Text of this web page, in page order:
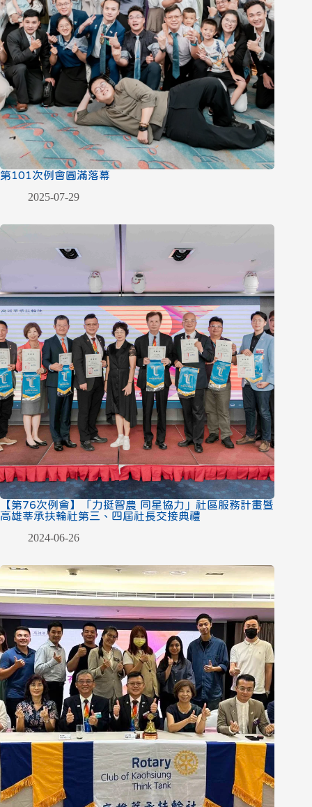
第101次例會圓滿落幕
2025-07-29
【第76次例會】「力挺智農 同星協力」社區服務計畫暨
高雄莘承扶輪社第三、四屆社長交接典禮
2024-06-26